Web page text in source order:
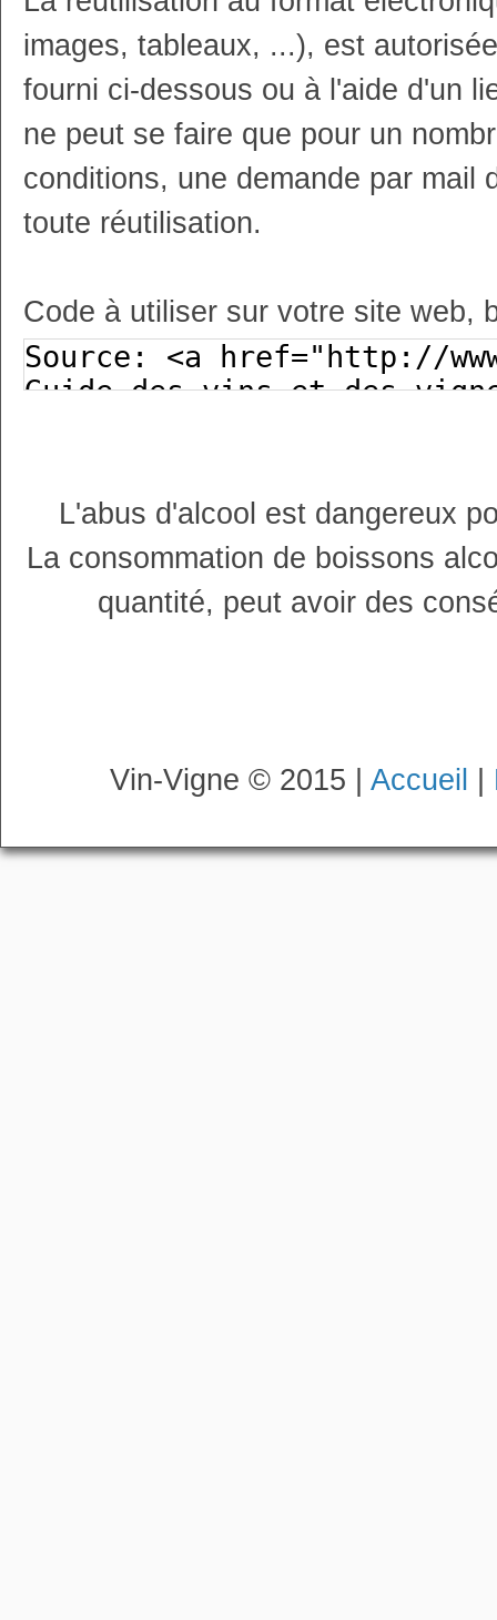
images, tableaux, ...), est
fourni ci-dessous ou à l'aide d'un
ne peut se faire que pour un
conditions, une demande par mail
toute réutilisation.
Code à utiliser sur votre site web,
L'abus d'alcool est dangereux
La consommation de boissons
quantité, peut avoir des
Vin-Vigne © 2015 | Accueil